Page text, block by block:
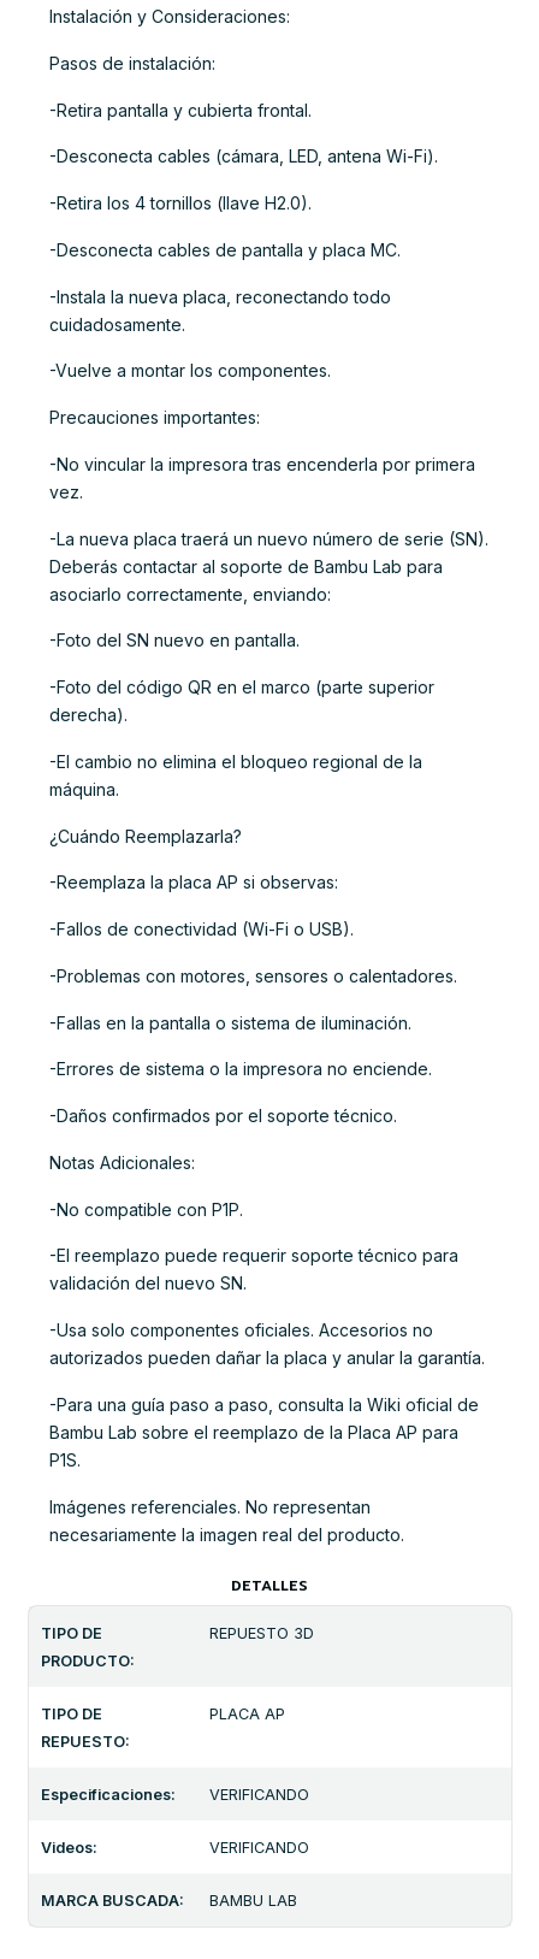
Instalación y Consideraciones:
Pasos de instalación:
-Retira pantalla y cubierta frontal.
-Desconecta cables (cámara, LED, antena Wi-Fi).
-Retira los 4 tornillos (llave H2.0).
-Desconecta cables de pantalla y placa MC.
-Instala la nueva placa, reconectando todo
cuidadosamente.
-Vuelve a montar los componentes.
Precauciones importantes:
-No vincular la impresora tras encenderla por primera
vez.
-La nueva placa traerá un nuevo número de serie (SN).
Deberás contactar al soporte de Bambu Lab para
asociarlo correctamente, enviando:
-Foto del SN nuevo en pantalla.
-Foto del código QR en el marco (parte superior
derecha).
-El cambio no elimina el bloqueo regional de la
máquina.
¿Cuándo Reemplazarla?
-Reemplaza la placa AP si observas:
-Fallos de conectividad (Wi-Fi o USB).
-Problemas con motores, sensores o calentadores.
-Fallas en la pantalla o sistema de iluminación.
-Errores de sistema o la impresora no enciende.
-Daños confirmados por el soporte técnico.
Notas Adicionales:
-No compatible con P1P.
-El reemplazo puede requerir soporte técnico para
validación del nuevo SN.
-Usa solo componentes oficiales. Accesorios no
autorizados pueden dañar la placa y anular la garantía.
-Para una guía paso a paso, consulta la Wiki oficial de
Bambu Lab sobre el reemplazo de la Placa AP para
P1S.
Imágenes referenciales. No representan
necesariamente la imagen real del producto.
DETALLES
TIPO DE
PRODUCTO:
REPUESTO 3D
TIPO DE
REPUESTO:
PLACA AP
Especificaciones: VERIFICANDO
Videos: VERIFICANDO
MARCA BUSCADA: BAMBU LAB